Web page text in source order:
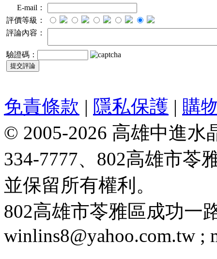
E-mail：
評價等級：
評論內容：
驗證碼：
免責條款 | 隱私保護 | 購
© 2005-2026 高雄中進水
334-7777、802高雄市苓
並保留所有權利。
802高雄市苓雅區成功一
winlins8@yahoo.com.tw ;